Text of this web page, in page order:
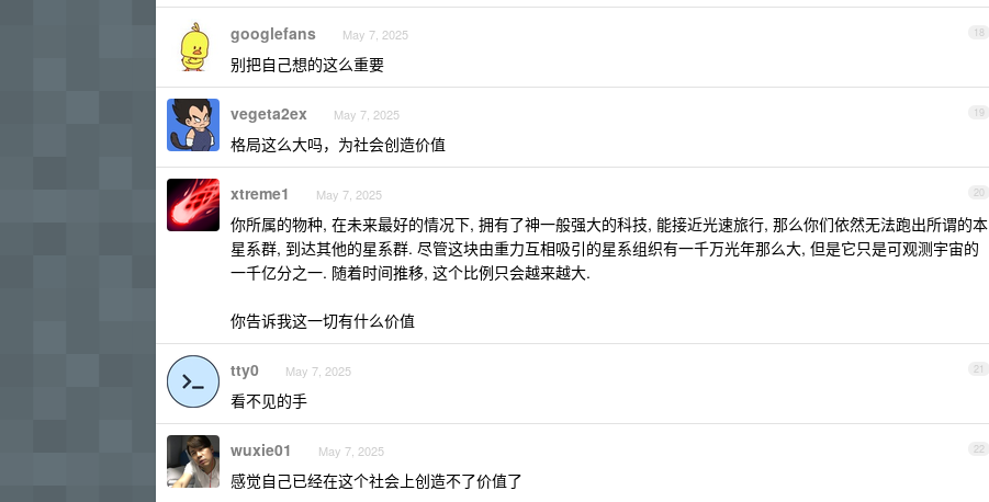
18
googlefans May 7, 2025
别把自己想的这么重要
19
vegeta2ex May 7, 2025
格局这么大吗，为社会创造价值
20
xtreme1 May 7, 2025
你所属的物种, 在未来最好的情况下, 拥有了神一般强大的科技, 能接近光速旅行, 那么你们依然无法跑出所谓的本
星系群, 到达其他的星系群. 尽管这块由重力互相吸引的星系组织有一千万光年那么大, 但是它只是可观测宇宙的
一千亿分之一. 随着时间推移, 这个比例只会越来越大.
你告诉我这一切有什么价值
21
tty0 May 7, 2025
看不见的手
22
wuxie01 May 7, 2025
感觉自己已经在这个社会上创造不了价值了